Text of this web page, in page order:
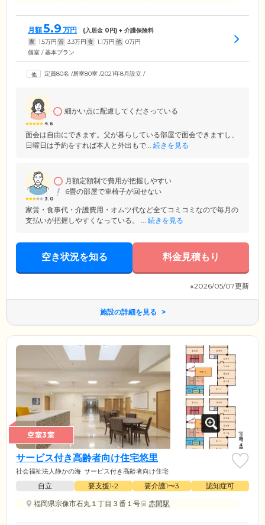
月額5.9 万円 (入居金 0円) + 介護保険料
家 1.5万円 管 3.3万円 食 1.1万円 他 0万円
個室 / 基本プラン
定員80名 /居室80室 /2021年8月設立 /
4.6
細かい点に配慮してくださっている
面会は自由にできます。父が暮らしている部屋で面会できますし、
日曜日は予約をすれば本人と外出もで... 続きを見る
3.0
月額定額制で費用が把握しやすい
6畳の部屋で車椅子が回せない
家賃・食事代・介護費用・オムツ代など全てコミコミなので毎月の
支払いが把握しやすくなっている。 ... 続きを見る
空き状況を知る 料金見積もり
※2026/05/07更新
施設の詳細を見る
空室3室
サービス付き高齢者向け住宅悠里
社会福祉法人静かの海 サービス付き高齢者向け住宅
自立 要支援1•2 要介護1〜3
認知症可
福岡県宗像市石丸１丁目３番１号
赤間駅